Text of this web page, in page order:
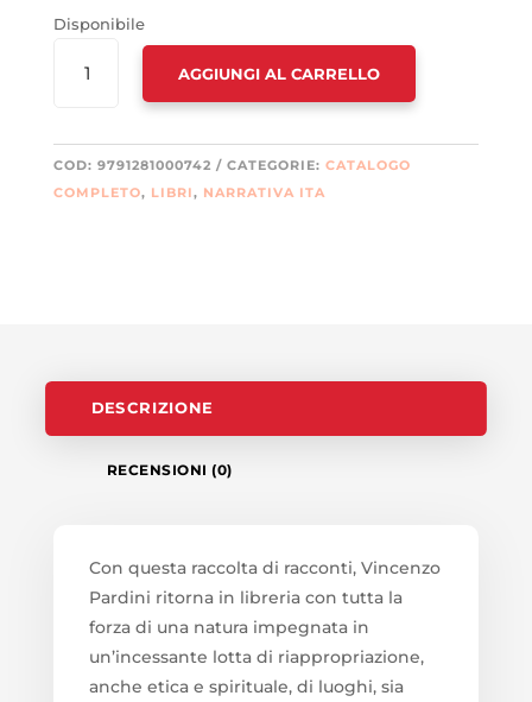
Disponibile
ALTRI
RACCONTI
AGGIUNGI AL CARRELLO
COD: 9791281000742 CATEGORIE: CATALOGO
COMPLETO, LIBRI, NARRATIVA ITA
DESCRIZIONE
RECENSIONI (0)
Con questa raccolta di racconti, Vincenzo
Pardini ritorna in libreria con tutta la
forza di una natura impegnata in
un’incessante lotta di riappropriazione,
anche etica e spirituale, di luoghi, sia